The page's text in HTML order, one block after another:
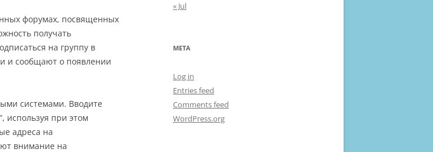
форумах, посвященных
получать
на группу в
и сообщают о появлении
системами. Вводите
используя при этом
адреса на
внимание на
« Jul
META
Log in
Entries feed
Comments feed
WordPress.org